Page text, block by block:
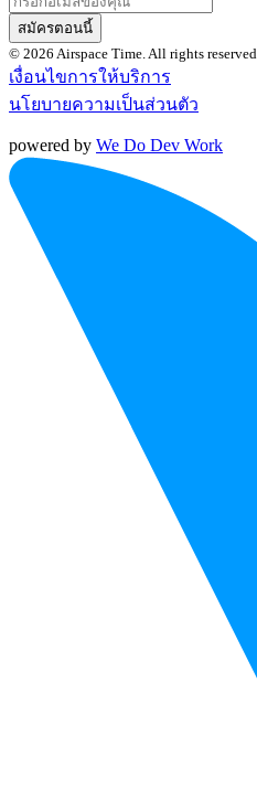
สมัครตอนนี้
© 2026 Airspace Time. All rights reserved.
เงื่อนไขการให้บริการ
นโยบายความเป็นส่วนตัว
powered by We Do Dev Work